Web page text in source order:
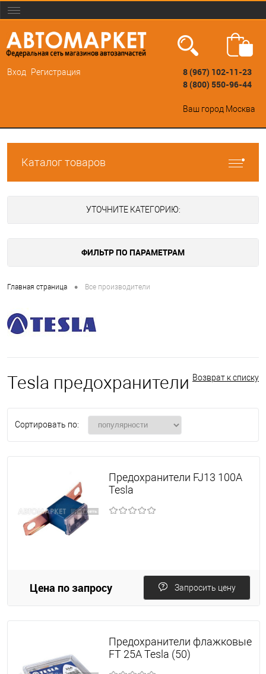
Вход Регистрация
8 (967) 102-11-23
8 (800) 550-96-44
Ваш город Москва
Каталог товаров
УТОЧНИТЕ КАТЕГОРИЮ:
ФИЛЬТР ПО ПАРАМЕТРАМ
Главная страница • Все производители
Возврат к списку
Tesla предохранители
Сортировать по:
Предохранители FJ13 100A
Tesla
Цена по запросу Запросить цену
Предохранители флажковые
FT 25А Tesla (50)